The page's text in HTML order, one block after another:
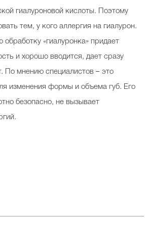
гиалуроновой кислоты. Поэтому
тем, у кого аллергия на гиалурон.
обработку «гиалуронка» придает
и хорошо вводится, дает сразу
По мнению специалистов – это
изменения формы и объема губ. Его
безопасно, не вызывает